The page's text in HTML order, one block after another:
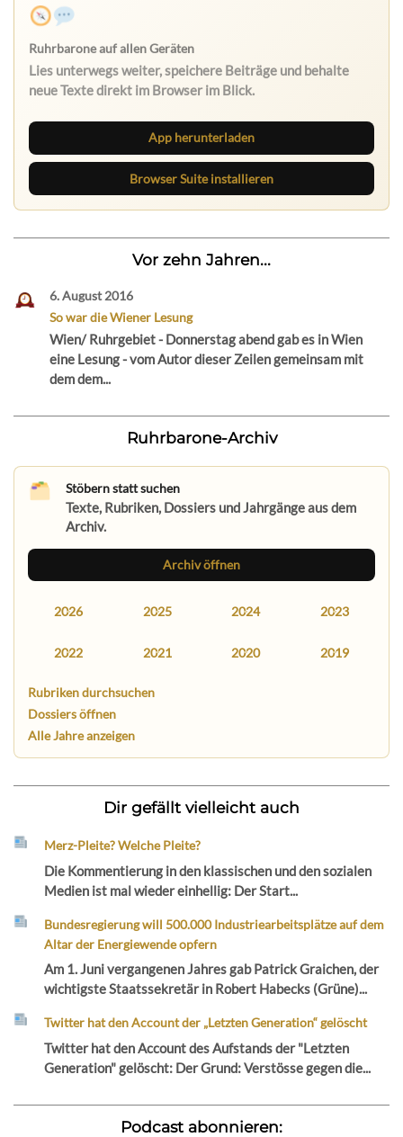
App herunterladen
Browser Suite installieren
Vor zehn Jahren...
6. August 2016
So war die Wiener Lesung
Wien/ Ruhrgebiet - Donnerstag abend gab es in Wien
eine Lesung - vom Autor dieser Zeilen gemeinsam mit
dem dem...
Ruhrbarone-Archiv
Stöbern statt suchen
Texte, Rubriken, Dossiers und Jahrgänge aus dem
Archiv.
Archiv öffnen
2026 2025 2024 2023
2022 2021 2020 2019
Rubriken durchsuchen
Dossiers öffnen
Alle Jahre anzeigen
Dir gefällt vielleicht auch
Merz-Pleite? Welche Pleite?
Die Kommentierung in den klassischen und den sozialen
Medien ist mal wieder einhellig: Der Start...
Bundesregierung will 500.000 Industriearbeitsplätze auf dem
Altar der Energiewende opfern
Am 1. Juni vergangenen Jahres gab Patrick Graichen, der
wichtigste Staatssekretär in Robert Habecks (Grüne)...
Twitter hat den Account der „Letzten Generation“ gelöscht
Twitter hat den Account des Aufstands der "Letzten
Generation" gelöscht: Der Grund: Verstösse gegen die...
Podcast abonnieren: